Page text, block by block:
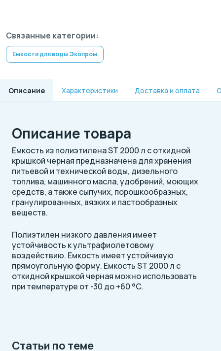
Связанные категории:
Емкости для воды Экопром
Описание Характеристики Доставка и оплата
Описание товара
Емкость из полиэтилена ST 2000 л с откидной
крышкой черная предназначена для хранения
питьевой и технической воды, дизельного
топлива, машинного масла, удобрений, моющих
средств, а также сыпучих, порошкообразных,
гранулированных, вязких и пастообразных
веществ.
Полиэтилен низкого давления имеет
устойчивость к ультрафиолетовому
воздействию. Емкость имеет устойчивую
прямоугольную форму. Емкость ST 2000 л с
откидной крышкой черная можно использовать
при температуре от -30 до +60 °С.
Статьи по теме